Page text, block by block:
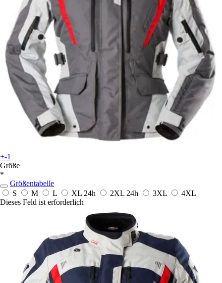
+-1
Größe
*
Größentabelle
S
M L XL 24h 2XL 24h 3XL
4XL
Dieses Feld ist erforderlich